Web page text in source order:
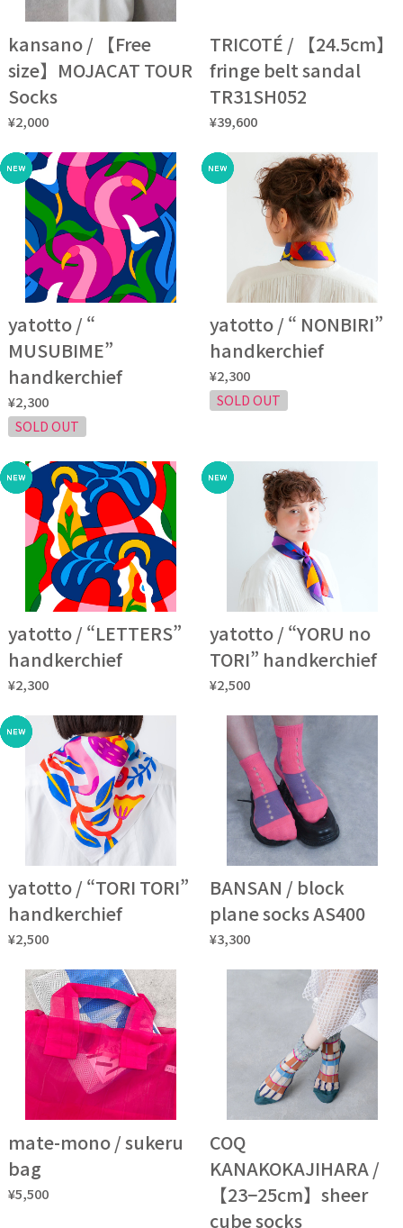
kansano / 【Free
size】MOJACAT TOUR
Socks
¥2,000
TRICOTÉ / 【24.5cm】
fringe belt sandal
TR31SH052
¥39,600
yatotto / “
MUSUBIME”
handkerchief
¥2,300
SOLD OUT
yatotto / “ NONBIRI”
handkerchief
¥2,300
SOLD OUT
yatotto / “LETTERS”
handkerchief
¥2,300
yatotto / “YORU no
TORI” handkerchief
¥2,500
yatotto / “TORI TORI”
handkerchief
¥2,500
BANSAN / block
plane socks AS400
¥3,300
mate-mono / sukeru
bag
¥5,500
COQ
KANAKOKAJIHARA /
【23−25cm】sheer
cube socks